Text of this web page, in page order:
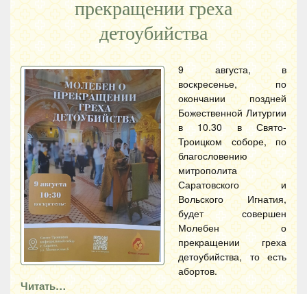
прекращении греха
детоубийства
9 августа, в
воскресенье, по
окончании поздней
Божественной Литургии
в 10.30 в Свято-
Троицком соборе, по
благословению
митрополита
Саратовского и
Вольского Игнатия,
будет совершен
Молебен о
прекращении греха
детоубийства, то есть
абортов.
Читать…